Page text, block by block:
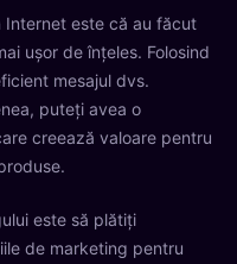
este că au făcut
ușor de înțeles. Folosind
mesajul dvs.
puteți avea o
creează valoare pentru
este să plătiți
de marketing pentru